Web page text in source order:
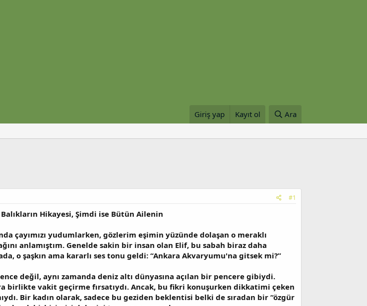
Giriş yap Kayıt ol Ara
#1
Hikayesi, Şimdi ise Bütün Ailenin
çayımızı yudumlarken, gözlerim eşimin yüzünde dolaşan o meraklı
anlamıştım. Genelde sakin bir insan olan Elif, bu sabah biraz daha
o şaşkın ama kararlı ses tonu geldi: “Ankara Akvaryumu'na gitsek mi?”
değil, aynı zamanda deniz altı dünyasına açılan bir pencere gibiydi.
birlikte vakit geçirme fırsatıydı. Ancak, bu fikri konuşurken dikkatimi çeken
Bir kadın olarak, sadece bu geziden beklentisi belki de sıradan bir “özgür